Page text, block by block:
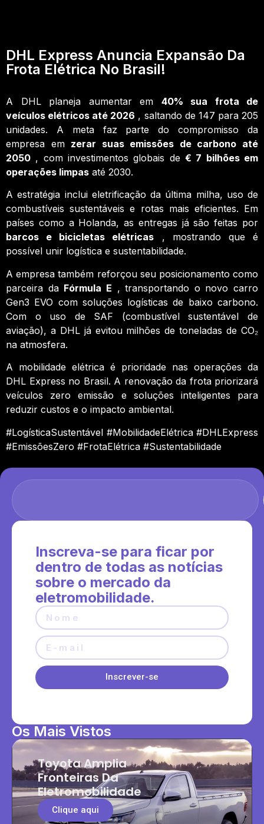
DHL Express Anuncia Expansão Da
Frota Elétrica No Brasil!
A DHL planeja aumentar em 40% sua frota de
veículos elétricos até 2026 , saltando de 147 para 205
unidades. A meta faz parte do compromisso da
empresa em zerar suas emissões de carbono até
2050 , com investimentos globais de € 7 bilhões em
operações limpas até 2030.
A estratégia inclui eletrificação da última milha, uso de
combustíveis sustentáveis ​​e rotas mais eficientes. Em
países como a Holanda, as entregas já são feitas por
barcos e bicicletas elétricas , mostrando que é
possível unir logística e sustentabilidade.
A empresa também reforçou seu posicionamento como
parceira da Fórmula E , transportando o novo carro
Gen3 EVO com soluções logísticas de baixo carbono.
Com o uso de SAF (combustível sustentável de
aviação), a DHL já evitou milhões de toneladas de CO₂
na atmosfera.
A mobilidade elétrica é prioridade nas operações da
DHL Express no Brasil. A renovação da frota priorizará
veículos zero emissão e soluções inteligentes para
reduzir custos e o impacto ambiental.
#LogísticaSustentável #MobilidadeElétrica #DHLExpress
#EmissõesZero #FrotaElétrica #Sustentabilidade
Inscreva-se para ficar por
dentro de todas as notícias
sobre o mercado da
eletromobilidade.
Inscrever-se
Os Mais Vistos
Toyota Amplia
Fronteiras Da
Eletromobilidade
Clique aqui